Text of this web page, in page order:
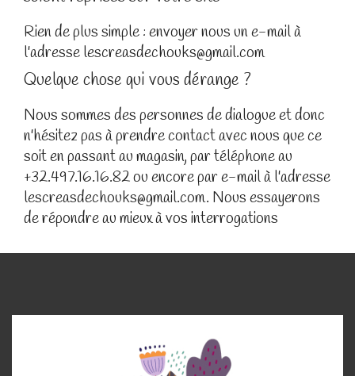
Rien de plus simple : envoyer nous un e-mail à
l'adresse lescreasdechouks@gmail.com
Quelque chose qui vous dérange ?
Nous sommes des personnes de dialogue et donc
n'hésitez pas à prendre contact avec nous que ce
soit en passant au magasin, par téléphone au
+32.497.16.16.82 ou encore par e-mail à l'adresse
lescreasdechouks@gmail.com. Nous essayerons
de répondre au mieux à vos interrogations